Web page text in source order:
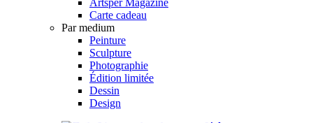
Carte cadeau
Par medium
Peinture
Sculpture
Photographie
Édition limitée
Dessin
Design